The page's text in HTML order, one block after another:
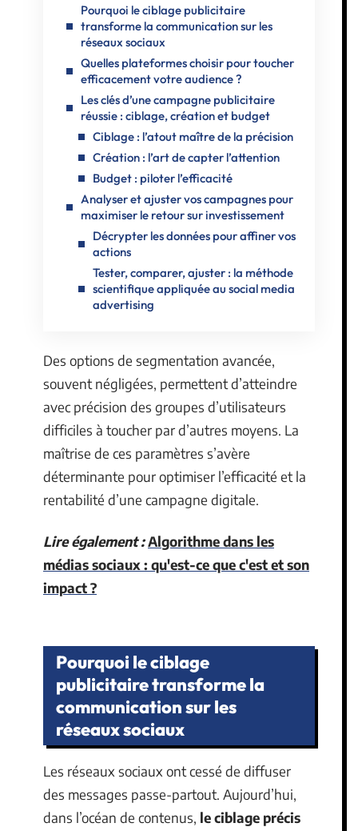
Pourquoi le ciblage publicitaire
transforme la communication sur les
réseaux sociaux
Quelles plateformes choisir pour toucher
efficacement votre audience ?
Les clés d’une campagne publicitaire
réussie : ciblage, création et budget
Ciblage : l’atout maître de la précision
Création : l’art de capter l’attention
Budget : piloter l’efficacité
Analyser et ajuster vos campagnes pour
maximiser le retour sur investissement
Décrypter les données pour affiner vos
actions
Tester, comparer, ajuster : la méthode
scientifique appliquée au social media
advertising
Des options de segmentation avancée,
souvent négligées, permettent d’atteindre
avec précision des groupes d’utilisateurs
difficiles à toucher par d’autres moyens. La
maîtrise de ces paramètres s’avère
déterminante pour optimiser l’efficacité et la
rentabilité d’une campagne digitale.
Lire également :Algorithme dans les
médias sociaux : qu'est-ce que c'est et son
impact ?
Pourquoi le ciblage
publicitaire transforme la
communication sur les
réseaux sociaux
Les réseaux sociaux ont cessé de diffuser
des messages passe-partout. Aujourd’hui,
dans l’océan de contenus, le ciblage précis